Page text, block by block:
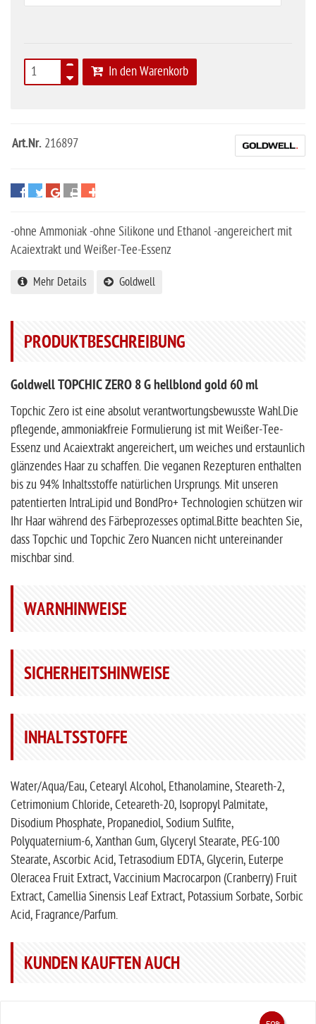
In den Warenkorb
Art.Nr. 216897
-ohne Ammoniak -ohne Silikone und Ethanol -angereichert mit
Acaiextrakt und Weißer-Tee-Essenz
Mehr Details Goldwell
PRODUKTBESCHREIBUNG
Goldwell TOPCHIC ZERO 8 G hellblond gold 60 ml
Topchic Zero ist eine absolut verantwortungsbewusste Wahl.Die
pflegende, ammoniakfreie Formulierung ist mit Weißer-Tee-
Essenz und Acaiextrakt angereichert, um weiches und erstaunlich
glänzendes Haar zu schaffen. Die veganen Rezepturen enthalten
bis zu 94% Inhaltsstoffe natürlichen Ursprungs. Mit unseren
patentierten IntraLipid und BondPro+ Technologien schützen wir
Ihr Haar während des Färbeprozesses optimal.Bitte beachten Sie,
dass Topchic und Topchic Zero Nuancen nicht untereinander
mischbar sind.
WARNHINWEISE
SICHERHEITSHINWEISE
INHALTSSTOFFE
Water/Aqua/Eau, Cetearyl Alcohol, Ethanolamine, Steareth-2,
Cetrimonium Chloride, Ceteareth-20, Isopropyl Palmitate,
Disodium Phosphate, Propanediol, Sodium Sulfite,
Polyquaternium-6, Xanthan Gum, Glyceryl Stearate, PEG-100
Stearate, Ascorbic Acid, Tetrasodium EDTA, Glycerin, Euterpe
Oleracea Fruit Extract, Vaccinium Macrocarpon (Cranberry) Fruit
Extract, Camellia Sinensis Leaf Extract, Potassium Sorbate, Sorbic
Acid, Fragrance/Parfum.
KUNDEN KAUFTEN AUCH